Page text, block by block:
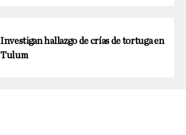
Investigan hallazgo de crías de tortuga en
Tulum